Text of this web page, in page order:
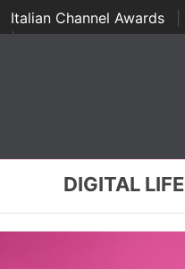
Italian Channel Awards
| ...
DIGITAL LIFE